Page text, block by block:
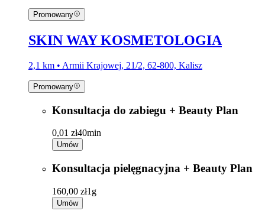
Promowany
SKIN WAY KOSMETOLOGIA
2,1 km • Armii Krajowej, 21/2, 62-800, Kalisz
Promowany
Konsultacja do zabiegu + Beauty Plan
0,01 zł40min
Umów
Konsultacja pielęgnacyjna + Beauty Plan
160,00 zł1g
Umów